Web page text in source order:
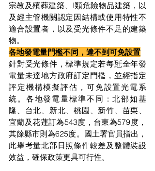
宗教及殯葬建築、I類危險物品建築，以
及經主管機關認定因結構或使用特性不
適合設置者，以及受光條件不足的建築
物。
各地發電量門檻不同，達不到可免設置
針對受光條件，標準規定若每瓩全年發
電量未達地方政府訂定門檻，並經指定
評定機構模擬評估，可免設置光電系
統。各地發電量標準不同：北部如基
隆、台北、新北、桃園、新竹、苗栗、
宜蘭及花蓮訂為543度，台東為579度，
其餘縣市則為625度。國土署官員指出，
此舉考量北部日照條件較差及整體裝設
效益，確保政策更具可行性。